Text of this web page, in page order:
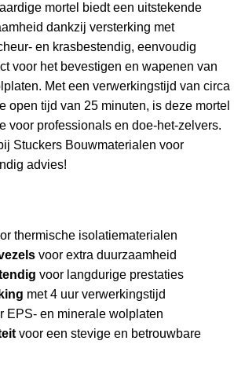
mortel biedt een uitstekende
dankzij versterking met
en krasbestendig, eenvoudig
voor het bevestigen en wapenen van
Met een verwerkingstijd van circa
open tijd van 25 minuten, is deze mortel
voor professionals en doe-het-zelvers.
Stuckers Bouwmaterialen voor
advies!
thermische isolatiematerialen
voor extra duurzaamheid
voor langdurige prestaties
met 4 uur verwerkingstijd
EPS- en minerale wolplaten
voor een stevige en betrouwbare